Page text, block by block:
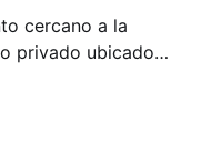
cercano a la
privado ubicado